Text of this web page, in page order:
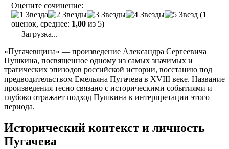
Оцените сочинение:
(1
оценок, среднее: 1,00 из 5)
Загрузка...
«Пугачевщина» — произведение Александра Сергеевича
Пушкина, посвященное одному из самых значимых и
трагических эпизодов российской истории, восстанию под
предводительством Емельяна Пугачева в XVIII веке. Название
произведения тесно связано с историческими событиями и
глубоко отражает подход Пушкина к интерпретации этого
периода.
Исторический контекст и личность
Пугачева